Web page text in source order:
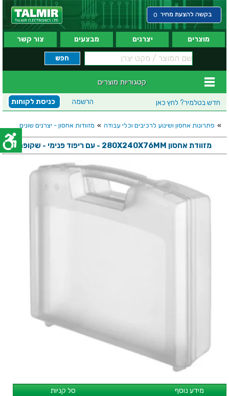
בקשה להצעת מחיר 0
מוצרים יצרנים מבצעים צור קשר
קטגוריות מוצרים
חדש בטלמיר? לחץ כאן כניסת לקוחות הרשמה
» פתרונות אחסון ושינוע לרכיבים וכלי עבודה » מזוודות אחסון - יצרנים שונים
מזוודת אחסון 280X240X76MM - עם ריפוד פנימי - שקופה
סל קניות מידע נוסף